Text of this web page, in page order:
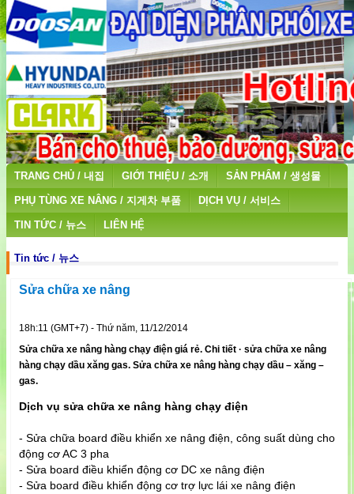
TRANG CHỦ / 내집 GIỚI THIỆU / 소개 SẢN PHẨM / 생성물
PHỤ TÙNG XE NÂNG / 지게차 부품 DỊCH VỤ / 서비스
TIN TỨC / 뉴스 LIÊN HỆ
Tin tức / 뉴스
Sửa chữa xe nâng
18h:11 (GMT+7) - Thứ năm, 11/12/2014
Sửa chữa xe nâng hàng chạy điện giá rẻ. Chi tiết · sửa chữa xe nâng
hàng chạy dầu xăng gas. Sửa chữa xe nâng hàng chạy dầu – xăng –
gas.
Dịch vụ sửa chữa xe nâng hàng chạy điện
- Sửa chữa board điều khiển xe nâng điện, công suất dùng cho
động cơ AC 3 pha
- Sửa board điều khiển động cơ DC xe nâng điện
- Sửa board điều khiển động cơ trợ lực lái xe nâng điện